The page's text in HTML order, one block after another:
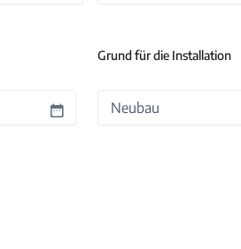
Grund für die Installation